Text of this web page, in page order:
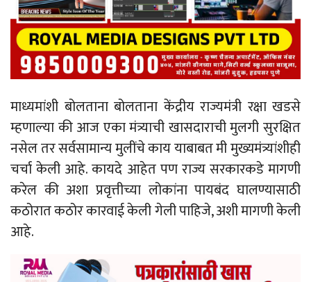
माध्यमांशी बोलताना बोलताना केंद्रीय राज्यमंत्री रक्षा खडसे
म्हणाल्या की आज एका मंत्र्याची खासदाराची मुलगी सुरक्षित
नसेल तर सर्वसामान्य मुलींचे काय याबाबत मी मुख्यमंत्र्यांशीही
चर्चा केली आहे. कायदे आहेत पण राज्य सरकारकडे मागणी
करेल की अशा प्रवृत्तीच्या लोकांना पायबंद घालण्यासाठी
कठोरात कठोर कारवाई केली गेली पाहिजे, अशी मागणी केली
आहे.